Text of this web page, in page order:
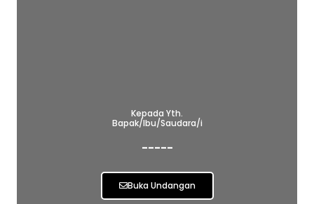
Kepada Yth.
Bapak/Ibu/Saudara/i
-----
Buka Undangan